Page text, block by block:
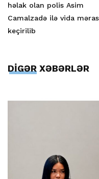
həlak olan polis Asim
Camalzadə ilə vida
keçirilib
DİGƏR XƏBƏRLƏR